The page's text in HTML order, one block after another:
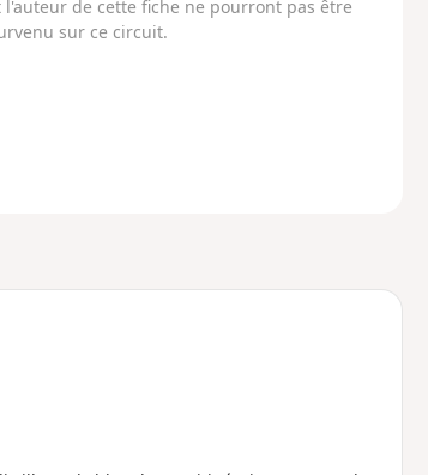
de cette fiche ne pourront pas être
sur ce circuit.